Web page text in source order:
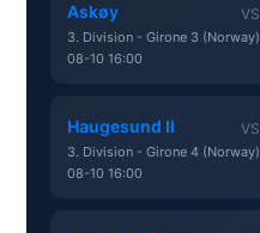
Askøy VS
3. Division - Girone 3 (Norway)
08-10 16:00
Haugesund II VS
3. Division - Girone 4 (Norway)
08-10 16:00